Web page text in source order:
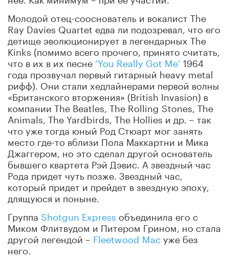
Молодой отец-сооснователь и вокалист The
Ray Davies Quartet едва ли подозревал, что его
детище эволюционирует в легендарных The
Kinks (помимо всего прочего, принято считать,
что в их в их песне ‘You Really Got Me’ 1964
года прозвучал первый гитарный heavy metal
рифф). Они стали хедлайнерами первой волны
«Британского вторжения» (British Invasion) в
компании The Beatles, The Rolling Stones, The
Animals, The Yardbirds, The Hollies и др. – так
что уже тогда юный Род Стюарт мог занять
место где-то вблизи Пола Маккартни и Мика
Джаггером, но это сделал другой основатель
бывшего квартета Рэй Дэвис. А звездный час
Рода придет чуть позже. Звездный час,
который придет и прейдет в звездную эпоху,
длящуюся и поныне.
Группа Shotgun Express объединила его с
Миком Флитвудом и Питером Грином, но стала
другой легендой – Fleetwood Macуже без
него.